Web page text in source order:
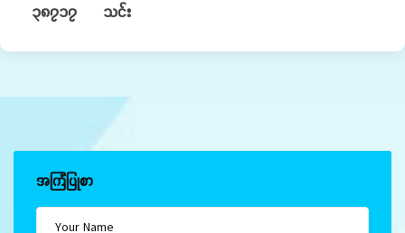
၃၈၇၁၇ သင်း
အကြံပြုစာ